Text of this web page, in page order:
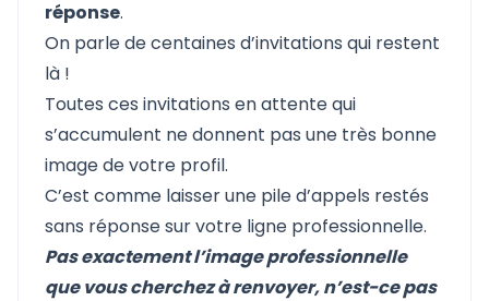
réponse.
On parle de centaines d’invitations qui restent
là !
Toutes ces invitations en attente qui
s’accumulent ne donnent pas une très bonne
image de votre profil.
C’est comme laisser une pile d’appels restés
sans réponse sur votre ligne professionnelle.
Pas exactement l’image professionnelle
que vous cherchez à renvoyer, n’est-ce pas